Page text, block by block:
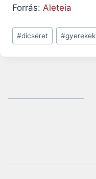
Forrás: Aleteia
Post
Tags:
#dícséret #gyerekek